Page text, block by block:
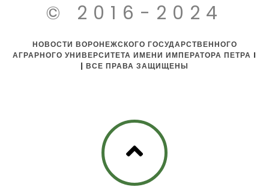
© 2016-2024
НОВОСТИ ВОРОНЕЖСКОГО ГОСУДАРСТВЕННОГО
АГРАРНОГО УНИВЕРСИТЕТА ИМЕНИ ИМПЕРАТОРА ПЕТРА I
| ВСЕ ПРАВА ЗАЩИЩЕНЫ